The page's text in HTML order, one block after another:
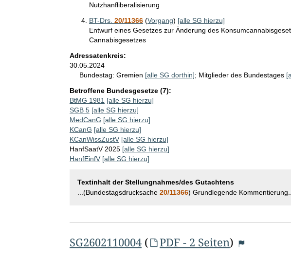
Nutzhanfliberalisierung
BT-Drs. 20/11366(Vorgang) [alle SG hierzu]
Entwurf eines Gesetzes zur Änderung des
Cannabisgesetzes
Adressatenkreis:
30.05.2024
Bundestag: Gremien [alle SG dorthin]; Mitglieder des Bundestages
Betroffene Bundesgesetze (7):
BtMG 1981 [alle SG hierzu]
SGB 5 [alle SG hierzu]
MedCanG [alle SG hierzu]
KCanG [alle SG hierzu]
KCanWissZustV [alle SG hierzu]
HanfSaatV 2025 [alle SG hierzu]
HanfEinfV [alle SG hierzu]
Textinhalt der Stellungnahmes/des Gutachtens
...(Bundestagsdrucksache 20/11366) Grundlegende Kommentierung...
SG2602110004( PDF - 2 Seiten)